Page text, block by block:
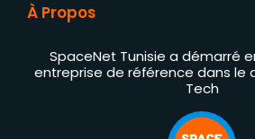
À Propos
SpaceNet Tunisie a démarré
entreprise de référence dans le
Tech